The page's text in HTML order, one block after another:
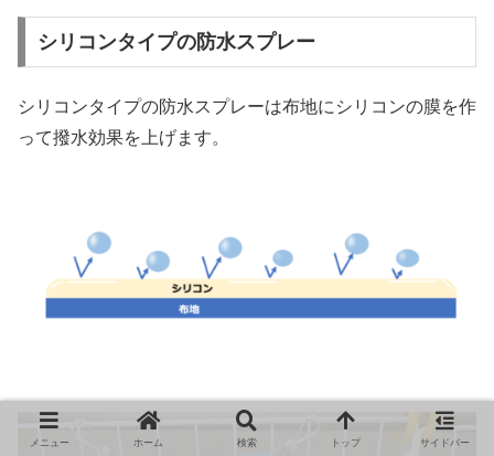
シリコンタイプの防水スプレー
シリコンタイプの防水スプレーは布地にシリコンの膜を作
って撥水効果を上げます。
メニュー ホーム 検索 トップ サイドバー